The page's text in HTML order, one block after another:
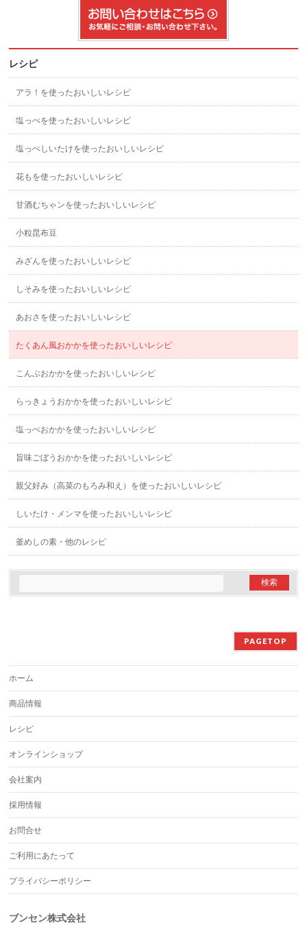
レシピ
アラ！を使ったおいしいレシピ
塩っぺを使ったおいしいレシピ
塩っぺしいたけを使ったおいしいレシピ
花もを使ったおいしいレシピ
甘酒むちゃンを使ったおいしいレシピ
小粒昆布豆
みざんを使ったおいしいレシピ
しそみを使ったおいしいレシピ
あおさを使ったおいしいレシピ
たくあん風おかかを使ったおいしいレシピ
こんぶおかかを使ったおいしいレシピ
らっきょうおかかを使ったおいしいレシピ
塩っぺおかかを使ったおいしいレシピ
旨味ごぼうおかかを使ったおいしいレシピ
親父好み（高菜のもろみ和え）を使ったおいしいレシピ
しいたけ・メンマを使ったおいしいレシピ
釜めしの素・他のレシピ
PAGETOP
ホーム
商品情報
レシピ
オンラインショップ
会社案内
採用情報
お問合せ
ご利用にあたって
プライバシーポリシー
ブンセン株式会社